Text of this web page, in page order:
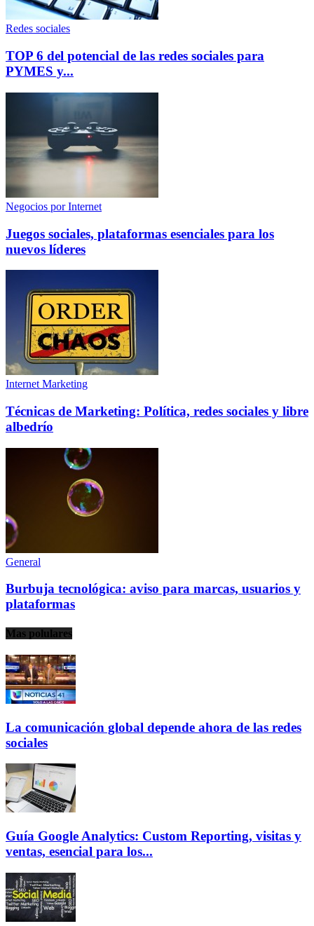
Redes sociales
TOP 6 del potencial de las redes sociales para
PYMES y...
Negocios por Internet
Juegos sociales, plataformas esenciales para los
nuevos líderes
Internet Marketing
Técnicas de Marketing: Política, redes sociales y libre
albedrío
General
Burbuja tecnológica: aviso para marcas, usuarios y
plataformas
Mas polulares
La comunicación global depende ahora de las redes
sociales
Guía Google Analytics: Custom Reporting, visitas y
ventas, esencial para los...